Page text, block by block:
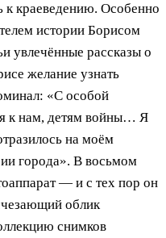
к краеведению. Особенно
истории Борисом
увлечённые рассказы о
желание узнать
«С особой
к нам, детям войны… Я
на моём
города». В восьмом
— и с тех пор он
облик
снимков